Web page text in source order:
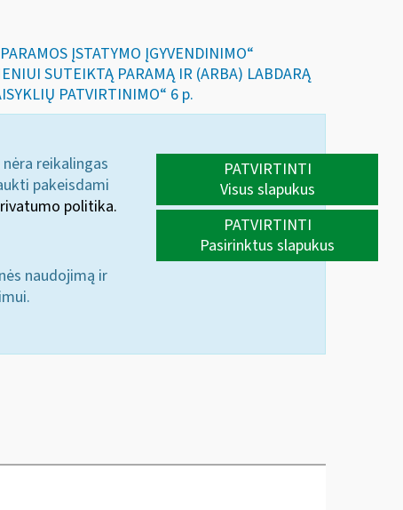
ĮSTATYMO ĮGYVENDINIMO“
SUTEIKTĄ PARAMĄ IR (ARBA) LABDARĄ
PATVIRTINIMO“ 6 p.
reikalingas
pakeisdami
politika.
naudojimą ir
PATVIRTINTI
Visus slapukus
PATVIRTINTI
Pasirinktus slapukus